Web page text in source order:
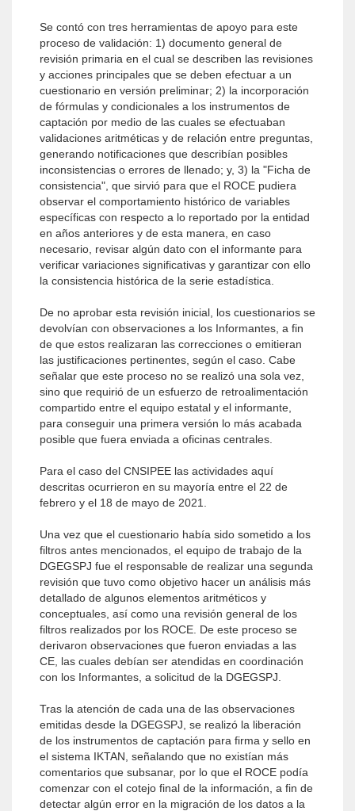
Se contó con tres herramientas de apoyo para este
proceso de validación: 1) documento general de
revisión primaria en el cual se describen las revisiones
y acciones principales que se deben efectuar a un
cuestionario en versión preliminar; 2) la incorporación
de fórmulas y condicionales a los instrumentos de
captación por medio de las cuales se efectuaban
validaciones aritméticas y de relación entre preguntas,
generando notificaciones que describían posibles
inconsistencias o errores de llenado; y, 3) la "Ficha de
consistencia", que sirvió para que el ROCE pudiera
observar el comportamiento histórico de variables
específicas con respecto a lo reportado por la entidad
en años anteriores y de esta manera, en caso
necesario, revisar algún dato con el informante para
verificar variaciones significativas y garantizar con ello
la consistencia histórica de la serie estadística.
De no aprobar esta revisión inicial, los cuestionarios se
devolvían con observaciones a los Informantes, a fin
de que estos realizaran las correcciones o emitieran
las justificaciones pertinentes, según el caso. Cabe
señalar que este proceso no se realizó una sola vez,
sino que requirió de un esfuerzo de retroalimentación
compartido entre el equipo estatal y el informante,
para conseguir una primera versión lo más acabada
posible que fuera enviada a oficinas centrales.
Para el caso del CNSIPEE las actividades aquí
descritas ocurrieron en su mayoría entre el 22 de
febrero y el 18 de mayo de 2021.
Una vez que el cuestionario había sido sometido a los
filtros antes mencionados, el equipo de trabajo de la
DGEGSPJ fue el responsable de realizar una segunda
revisión que tuvo como objetivo hacer un análisis más
detallado de algunos elementos aritméticos y
conceptuales, así como una revisión general de los
filtros realizados por los ROCE. De este proceso se
derivaron observaciones que fueron enviadas a las
CE, las cuales debían ser atendidas en coordinación
con los Informantes, a solicitud de la DGEGSPJ.
Tras la atención de cada una de las observaciones
emitidas desde la DGEGSPJ, se realizó la liberación
de los instrumentos de captación para firma y sello en
el sistema IKTAN, señalando que no existían más
comentarios que subsanar, por lo que el ROCE podía
comenzar con el cotejo final de la información, a fin de
detectar algún error en la migración de los datos a la